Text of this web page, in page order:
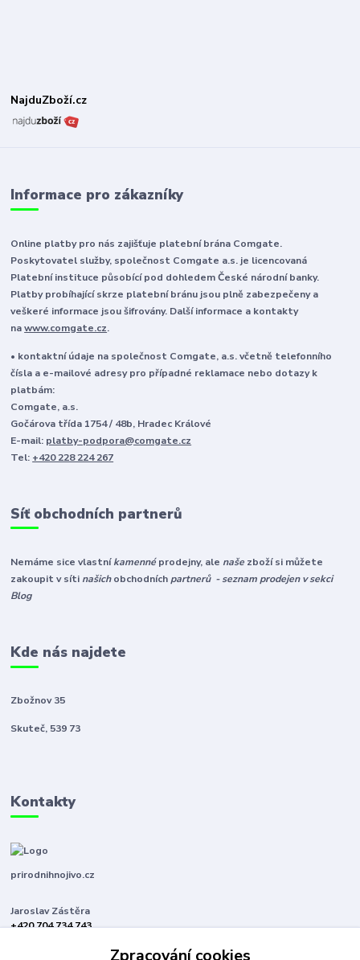
NajduZboží.cz
Informace pro zákazníky
Online platby pro nás zajišťuje platební brána Comgate.
Poskytovatel služby, společnost Comgate a.s. je licencovaná
Platební instituce působící pod dohledem České národní banky.
Platby probíhající skrze platební bránu jsou plně zabezpečeny a
veškeré informace jsou šifrovány. Další informace a kontakty
nawww.comgate.cz.
• kontaktní údaje na společnost Comgate, a.s. včetně telefonního
čísla a e-mailové adresy pro případné reklamace nebo dotazy k
platbám:
Comgate, a.s.
Gočárova třída 1754 / 48b, Hradec Králové
E-mail: platby-podpora@comgate.cz
Tel: +420 228 224 267
Síť obchodních partnerů
Nemáme sice vlastníkamennéprodejny, ale naše zboží si můžete
zakoupit v síti našichobchodních partnerů - seznam prodejen v sekci
Blog
Kde nás najdete
Zbožnov 35
Skuteč, 539 73
Kontakty
prirodnihnojivo.cz
Jaroslav Zástěra
+420 704 734 743
Zpracování cookies